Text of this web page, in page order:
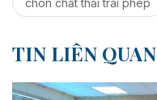
TIN LIÊN QUAN